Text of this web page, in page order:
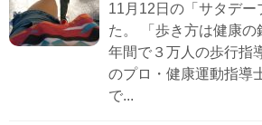
11月12日の「サタデー
た。 「歩き方は健康の
年間で３万人の歩行指
のプロ・健康運動指導
で...